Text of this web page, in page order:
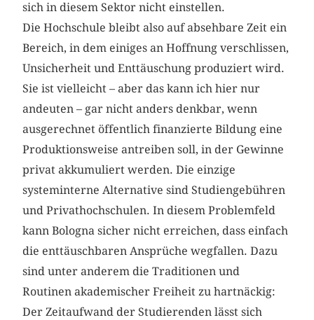
sich in diesem Sektor nicht einstellen.
Die Hochschule bleibt also auf absehbare Zeit ein
Bereich, in dem einiges an Hoffnung verschlissen,
Unsicherheit und Enttäuschung produziert wird.
Sie ist vielleicht – aber das kann ich hier nur
andeuten – gar nicht anders denkbar, wenn
ausgerechnet öffentlich finanzierte Bildung eine
Produktionsweise antreiben soll, in der Gewinne
privat akkumuliert werden. Die einzige
systeminterne Alternative sind Studiengebühren
und Privathochschulen. In diesem Problemfeld
kann Bologna sicher nicht erreichen, dass einfach
die enttäuschbaren Ansprüche wegfallen. Dazu
sind unter anderem die Traditionen und
Routinen akademischer Freiheit zu hartnäckig:
Der Zeitaufwand der Studierenden lässt sich